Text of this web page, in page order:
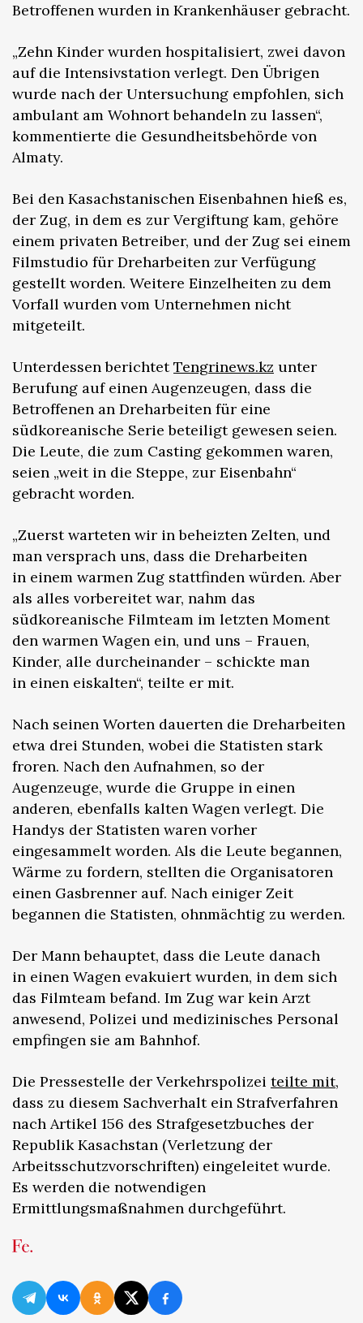
Betroffenen wurden in Krankenhäuser gebracht.
„Zehn Kinder wurden hospitalisiert, zwei davon
auf die Intensivstation verlegt. Den Übrigen
wurde nach der Untersuchung empfohlen, sich
ambulant am Wohnort behandeln zu lassen“,
kommentierte die Gesundheitsbehörde von
Almaty.
Bei den Kasachstanischen Eisenbahnen hieß es,
der Zug, in dem es zur Vergiftung kam, gehöre
einem privaten Betreiber, und der Zug sei einem
Filmstudio für Dreharbeiten zur Verfügung
gestellt worden. Weitere Einzelheiten zu dem
Vorfall wurden vom Unternehmen nicht
mitgeteilt.
Unterdessen berichtetTengrinews.kz unter
Berufung auf einen Augenzeugen, dass die
Betroffenen an Dreharbeiten für eine
südkoreanische Serie beteiligt gewesen seien.
Die Leute, die zum Casting gekommen waren,
seien „weit in die Steppe, zur Eisenbahn“
gebracht worden.
„Zuerst warteten wir in beheizten Zelten, und
man versprach uns, dass die Dreharbeiten
in einem warmen Zug stattfinden würden. Aber
als alles vorbereitet war, nahm das
südkoreanische Filmteam im letzten Moment
den warmen Wagen ein, und uns – Frauen,
Kinder, alle durcheinander – schickte man
in einen eiskalten“, teilte er mit.
Nach seinen Worten dauerten die Dreharbeiten
etwa drei Stunden, wobei die Statisten stark
froren. Nach den Aufnahmen, so der
Augenzeuge, wurde die Gruppe in einen
anderen, ebenfalls kalten Wagen verlegt. Die
Handys der Statisten waren vorher
eingesammelt worden. Als die Leute begannen,
Wärme zu fordern, stellten die Organisatoren
einen Gasbrenner auf. Nach einiger Zeit
begannen die Statisten, ohnmächtig zu werden.
Der Mann behauptet, dass die Leute danach
in einen Wagen evakuiert wurden, in dem sich
das Filmteam befand. Im Zug war kein Arzt
anwesend, Polizei und medizinisches Personal
empfingen sie am Bahnhof.
Die Pressestelle der Verkehrspolizei teilte mit,
dass zu diesem Sachverhalt ein Strafverfahren
nach Artikel 156 des Strafgesetzbuches der
Republik Kasachstan (Verletzung der
Arbeitsschutzvorschriften) eingeleitet wurde.
Es werden die notwendigen
Ermittlungsmaßnahmen durchgeführt.